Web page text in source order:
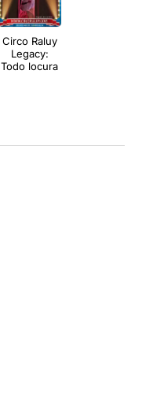
Circo Raluy
Legacy:
Todo locura